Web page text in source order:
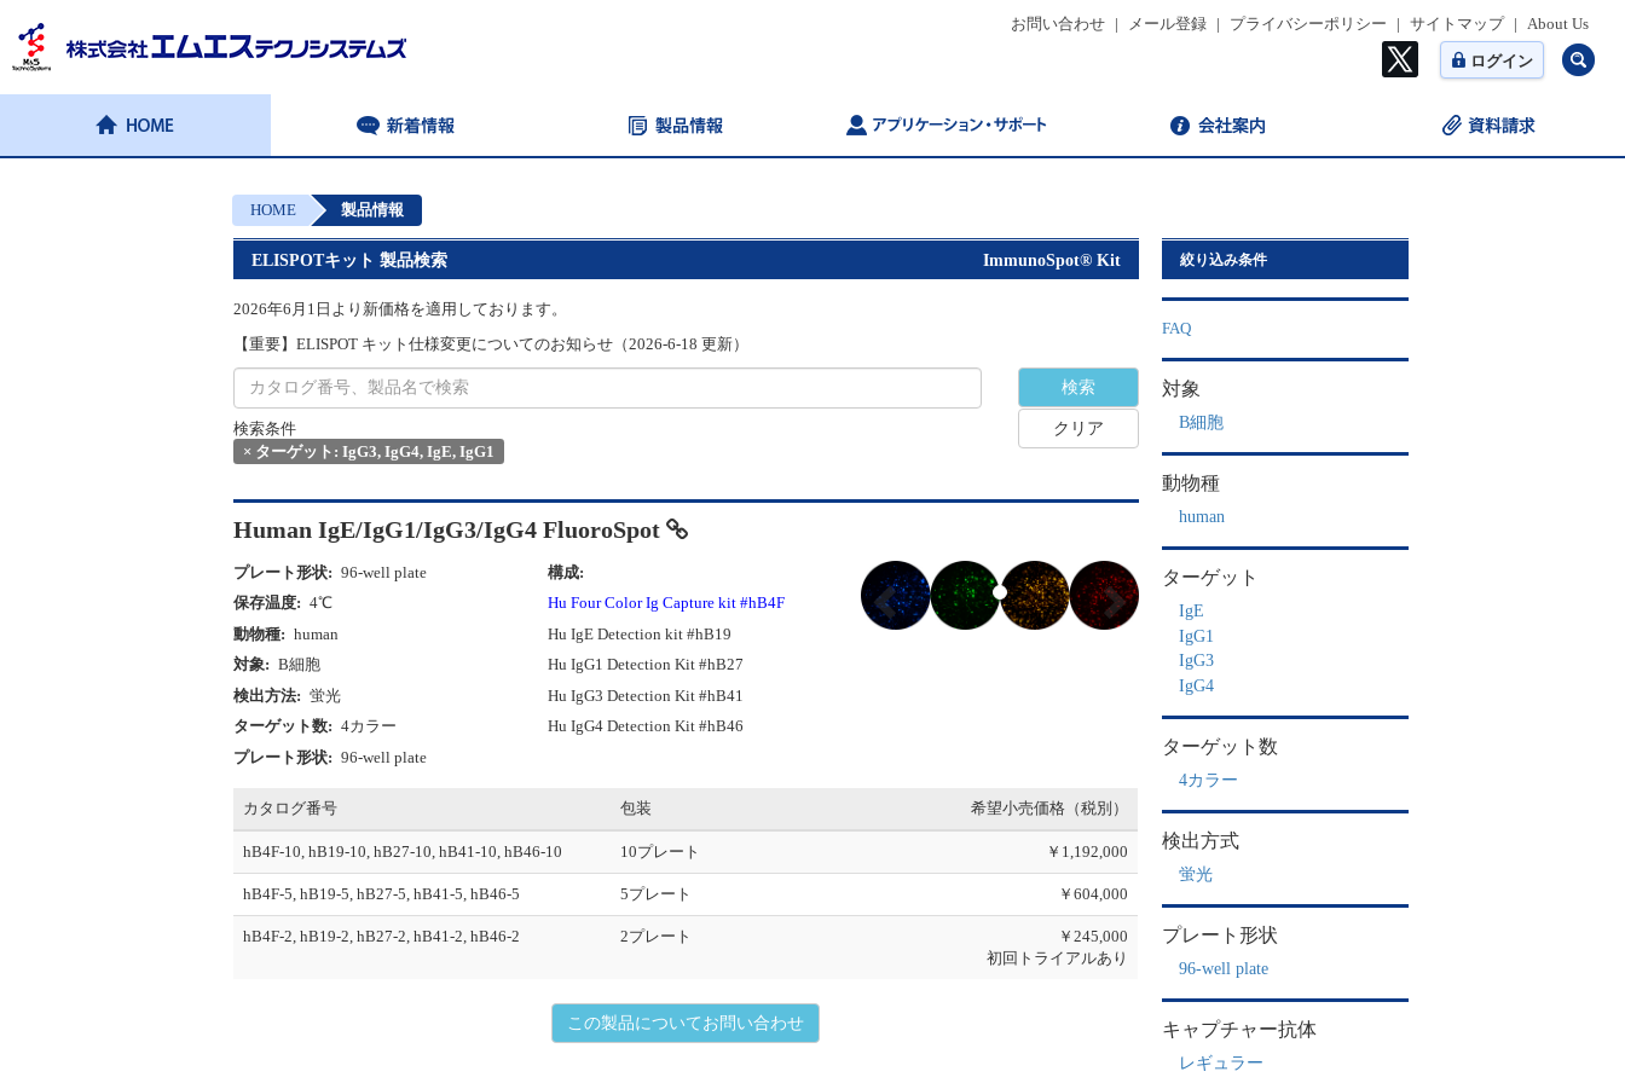
お問い合わせ | メール登録 | プライバシーポリシー | サイトマップ | About Us
ログイン
HOME 製品情報
ImmunoSpot® Kit
ELISPOTキット 製品検索
2026年6月1日より新価格を適用しております。
【重要】ELISPOT キット仕様変更についてのお知らせ（2026-6-18 更新）
検索条件
× ターゲット: IgG3, IgG4, IgE, IgG1
クリア
Human IgE/IgG1/IgG3/IgG4 FluoroSpot
プレート形状: 96-well plate
保存温度: 4℃
動物種: human
対象: B細胞
検出方法: 蛍光
ターゲット数: 4カラー
プレート形状: 96-well plate
構成:
Hu Four Color Ig Capture kit #hB4F
Hu IgE Detection kit #hB19
Hu IgG1 Detection Kit #hB27
Hu IgG3 Detection Kit #hB41
Hu IgG4 Detection Kit #hB46
P
r
e
v
N
e
x
カタログ番号 包装 希望小売価格（税別）
hB4F-10, hB19-10, hB27-10, hB41-10, hB46-10 10プレート ￥1,192,000
hB4F-5, hB19-5, hB27-5, hB41-5, hB46-5 5プレート ￥604,000
hB4F-2, hB19-2, hB27-2, hB41-2, hB46-2 2プレート
￥245,000
初回トライアルあり
この製品についてお問い合わせ
絞り込み条件
FAQ
対象
B細胞
動物種
human
ターゲット
IgE
IgG1
IgG3
IgG4
ターゲット数
4カラー
検出方式
蛍光
プレート形状
96-well plate
キャプチャー抗体
レギュラー